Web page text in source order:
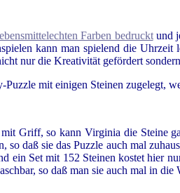
Farben bedruckt und
kann man spielend die Uhrzeit
nur die Kreativität gefördert
mit einigen Steinen zugelegt,
Griff, so kann Virginia die Steine
so daß sie das Puzzle auch mal
ein Set mit 152 Steinen kostet hier
so daß man sie auch mal in die